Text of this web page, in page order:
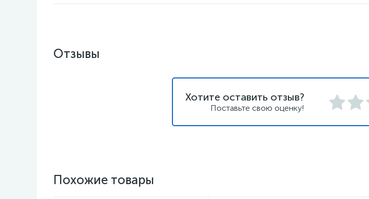
Отзывы
Хотите оставить отзыв?
Поставьте свою оценку!
Похожие товары